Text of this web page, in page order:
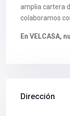
amplia cartera
colaboramos
En VELCASA,
Dirección